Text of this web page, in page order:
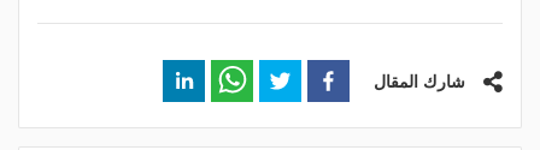
شارك المقال